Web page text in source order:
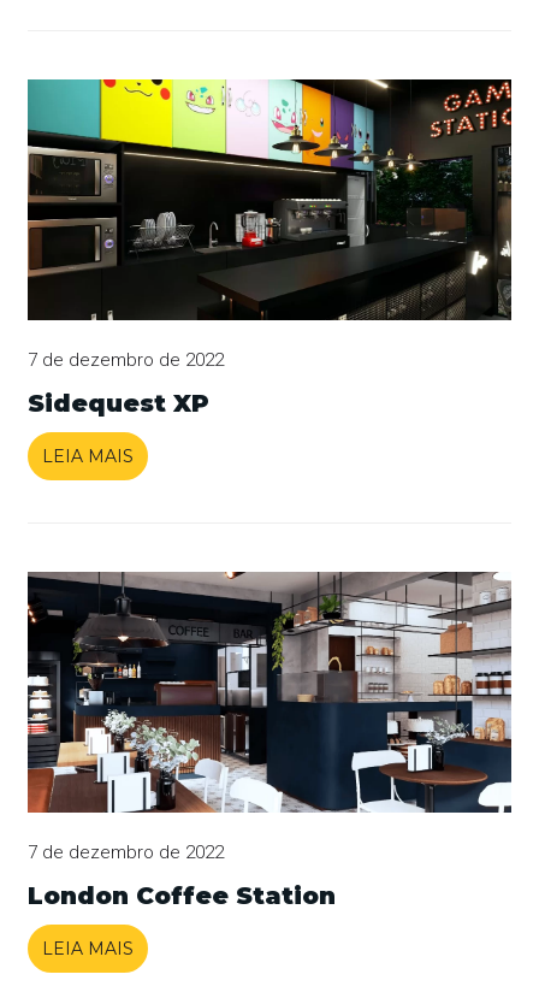
7 de dezembro de 2022
Sidequest XP
LEIA MAIS
7 de dezembro de 2022
London Coffee Station
LEIA MAIS